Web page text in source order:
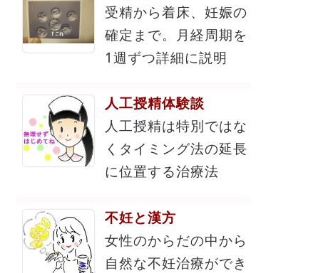
受精から着床、妊娠の
確定まで。月経周期を
1週ずつ詳細に説明
人工授精体験談
人工授精は特別ではな
くタイミング法の延長
に位置する治療法
不妊と漢方
女性のからだの中から
自然な不妊治療ができ